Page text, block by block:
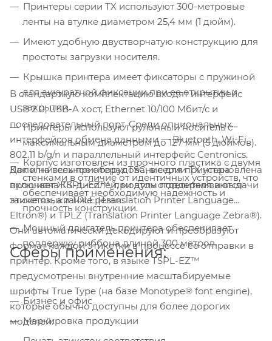
Принтеры серии TX используют 300-метровые
ленты на втулке диаметром 25,4 мм (1 дюйм).
Имеют удобную двустворчатую конструкцию для
простоты загрузки носителя.
Крышка принтера имеет фиксаторы с пружиной
для аккуратной фиксации при ее открытии и
закрытии.
Принтеры используют рулонный носитель с
максимальным диаметром до 127 мм (5 дюймов).
Корпус изготовлен из прочного пластика с двумя
стенками в отличие от идентичных устройств, что
обеспечивает необходимую надежность и
прочность конструкции.
Мощный двигатель принтера обеспечивает
поддержку риббона длиной 300 метров.
В стандартную комплектацию входят интерфейс
USB 2.0, USB-A хост, Ethernet 10/100 Мбит/с и
последовательный порт. Среди опциональных
интерфейсов обмена данными — Bluetooth, Wi-Fi
802.11 b/g/n и параллельный интерфейс Centronics.
Дополнительное оборудование для принтера
включает ЖК-дисплей, модуль отделителя и выдачи
этикеток, а также резак.
Как и на всех принтерах TSC, в серии TX установлена
прошивка TSPL-EZ™, при этом поддерживаются
также языки TPLE (Translation Printer Language
Eltron®) и TPLZ (Translation Printer Language Zebra®).
Они автоматически декодируют и преобразуют
формат каждой этикетки в процессе ее отправки в
принтер. Кроме того, в языке TSPL-EZ™
предусмотрены внутренние масштабируемые
шрифты True Type (на базе Monotype® font engine),
которые обычно доступны для более дорогих
моделей.
Сферы применения:
Бизнес и офис
Маркировка продукции